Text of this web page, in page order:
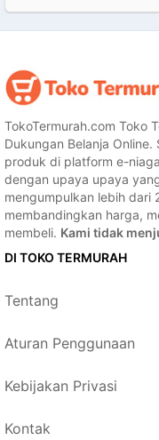
TokoTermurah.com Toko
Dukungan Belanja
produk di platform e-
dengan upaya upaya
mengumpulkan lebih dari
membandingkan harga,
membeli. Kami tidak
DI TOKO TERMURAH
Tentang
Aturan Penggunaan
Kebijakan Privasi
Kontak